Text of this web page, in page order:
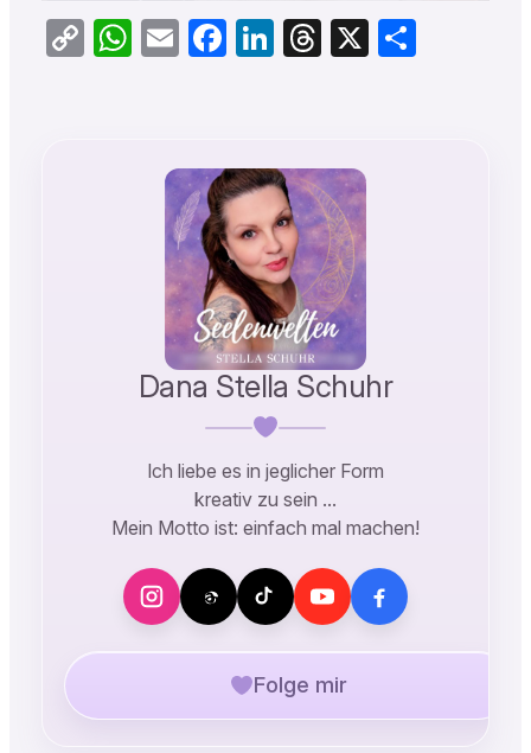
CopyWhatsApp
EmailFacebook
LinkedIn
Threads
X Teilen
Dana Stella Schuhr
Ich liebe es in jeglicher Form
kreativ zu sein …
Mein Motto ist: einfach mal machen!
Folge mir